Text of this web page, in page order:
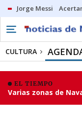
Jorge Messi
CULTURA
EL TIEMPO
Varias zonas de